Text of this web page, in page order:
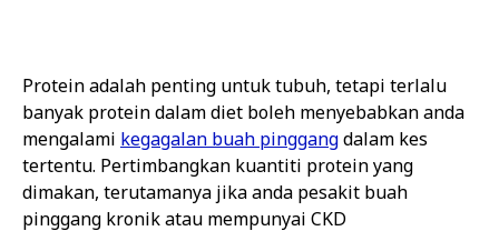
Protein adalah penting untuk tubuh, tetapi terlalu
banyak protein dalam diet boleh menyebabkan anda
mengalami kegagalan buah pinggangdalam kes
tertentu. Pertimbangkan kuantiti protein yang
dimakan, terutamanya jika anda pesakit buah
pinggang kronik atau mempunyai CKD